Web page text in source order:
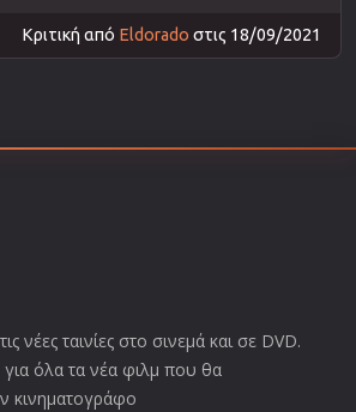
Κριτική από Eldorado στις 18/09/2021
νέες ταινίες στο σινεμά και σε DVD.
για όλα τα νέα φιλμ που θα
κινηματογράφο